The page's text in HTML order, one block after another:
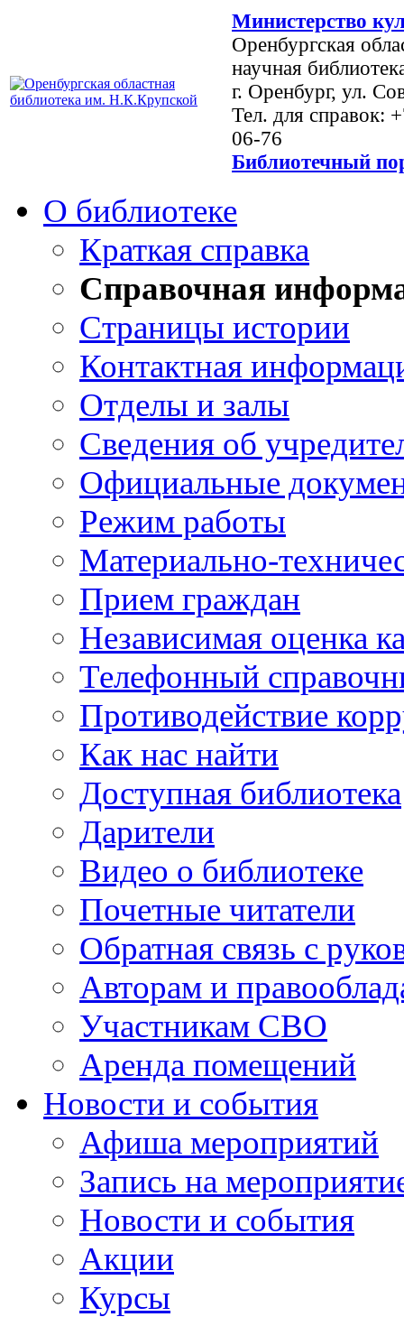
Министерство
Оренбургская
научная
г. Оренбург, ул.
Тел. для справок:
06-76
Библиотечный
О библиотеке
Краткая справка
Справочная
Страницы истории
Контактная
Отделы и залы
Сведения об
Официальные
Режим работы
Материально-
Прием граждан
Независимая оценка
Телефонный
Противодействие
Как нас найти
Доступная библиотека
Дарители
Видео о библиотеке
Почетные читатели
Обратная связь с
Авторам и
Участникам СВО
Аренда помещений
Новости и события
Афиша мероприятий
Запись на
Новости и события
Акции
Курсы